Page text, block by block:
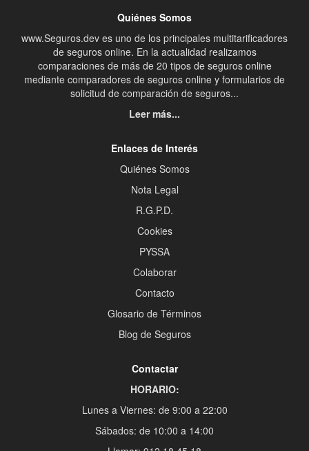
Quiénes Somos
www.Seguros.dev es uno de los principales multitarificadores
de seguros online. En la actualidad realizamos
comparaciones de más de 20 tipos de seguros online
mediante comparadores de seguros online y formularios de
solicitud de comparación de seguros...
Leer más...
Enlaces de Interés
Quiénes Somos
Nota Legal
R.G.P.D.
Cookies
PYSSA
Colaborar
Contacto
Glosario de Términos
Blog de Seguros
Contactar
HORARIO:
Lunes a Viernes: de 9:00 a 22:00
Sábados: de 10:00 a 14:00